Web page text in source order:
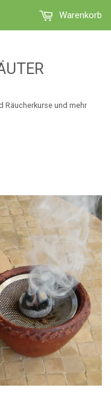
Räucherkurse und mehr
Warenkorb